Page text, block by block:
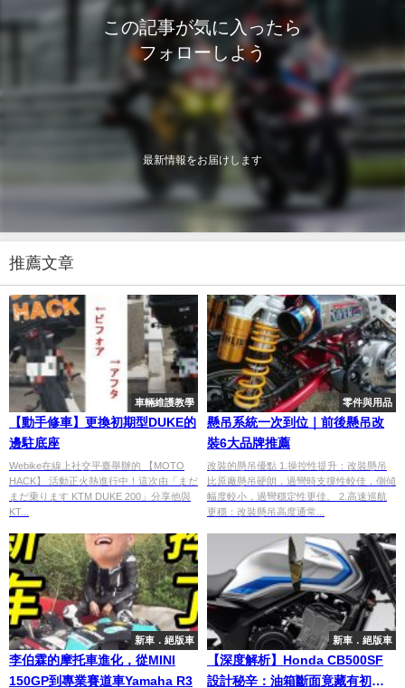
この記事が気に入ったら
フォローしよう
最新情報をお届けします
推薦文章
車輛維護教學
【動手修車】更換初期型DUKE的
邊駐底座
Webike在線上社交平臺舉辦的 【MOTO
HACK】 活動正火熱進行中！這次由「まだ
まだ乗ります KTM DUKE 200」分享他與
KT...
零件與用品
懸吊系統一次到位｜前後懸吊改
裝6大品牌推薦
改裝的懸吊優點 1.操控性提升：改裝懸吊
比原廠懸吊硬朗，過彎時支撐性較佳，側傾
幅度較小，過彎穩定性更佳。 2.高速巡航
更穩：改裝懸吊高度通常...
新車．絕版車
李伯霖的摩托車進化，從MINI
150GP到專業賽道車Yamaha R3
新車．絕版車
【深度解析】Honda CB500SF
設計秘辛：油箱斷面竟藏有初代